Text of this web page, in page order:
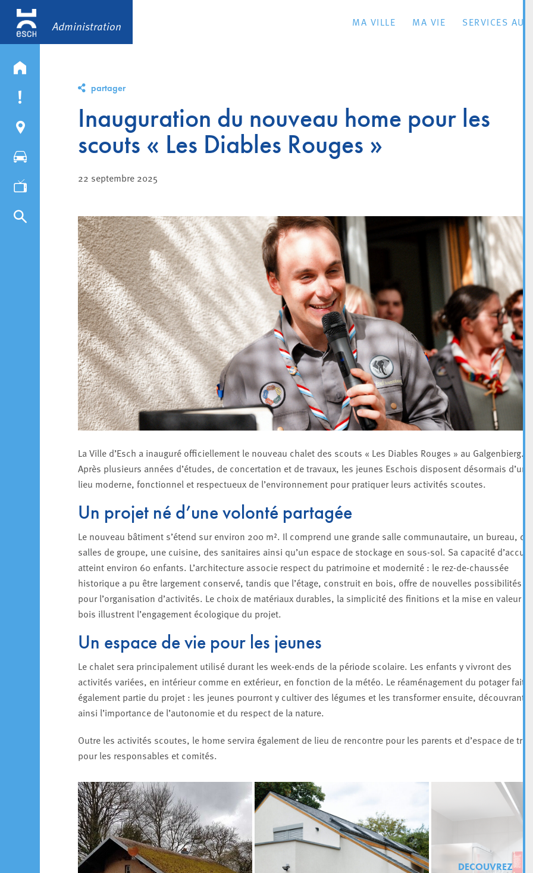
Administration MA VILLE MA VIE SERVICES AU
partager
Inauguration du nouveau home pour les
scouts « Les Diables Rouges »
22 septembre 2025
La Ville d’Esch a inauguré officiellement le nouveau chalet des scouts « Les Diables Rouges » au Galgenbierg.
Après plusieurs années d’études, de concertation et de travaux, les jeunes Eschois disposent désormais d’un
lieu moderne, fonctionnel et respectueux de l’environnement pour pratiquer leurs activités scoutes.
Un projet né d’une volonté partagée
Le nouveau bâtiment s’étend sur environ 200 m². Il comprend une grande salle communautaire, un bureau, cinq
salles de groupe, une cuisine, des sanitaires ainsi qu’un espace de stockage en sous-sol. Sa capacité d’accueil
atteint environ 60 enfants. L’architecture associe respect du patrimoine et modernité : le rez-de-chaussée
historique a pu être largement conservé, tandis que l’étage, construit en bois, offre de nouvelles possibilités
pour l’organisation d’activités. Le choix de matériaux durables, la simplicité des finitions et la mise en valeur du
bois illustrent l’engagement écologique du projet.
Un espace de vie pour les jeunes
Le chalet sera principalement utilisé durant les week-ends de la période scolaire. Les enfants y vivront des
activités variées, en intérieur comme en extérieur, en fonction de la météo. Le réaménagement du potager fait
également partie du projet : les jeunes pourront y cultiver des légumes et les transformer ensuite, découvrant
ainsi l’importance de l’autonomie et du respect de la nature.
Outre les activités scoutes, le home servira également de lieu de rencontre pour les parents et d’espace de
pour les responsables et comités.
DECOUVREZ